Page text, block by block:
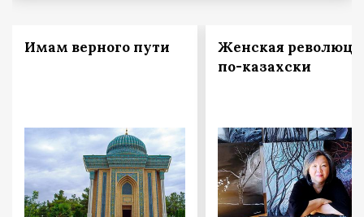
Имам верного пути
Женская
по-казахски